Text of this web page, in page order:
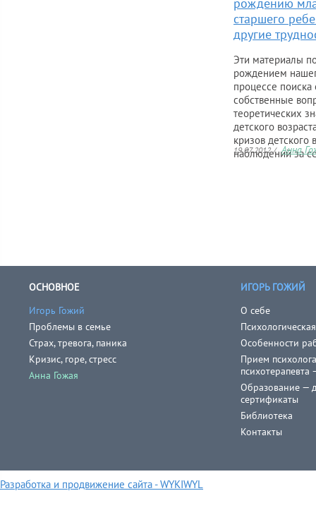
старшего
другие
Эти материалы
рождением
процессе
собственные
теоретических
детского
кризов детского
наблюдений за
19.07.2012 / Анна
ОСНОВНОЕ
Игорь Гожий
Проблемы в семье
Страх, тревога, паника
Кризис, горе, стресс
Анна Гожая
ИГОРЬ ГОЖИЙ
О себе
Особенности
Прием
психотерапевта
Образование —
сертификаты
Библиотека
Контакты
Разработка и продвижение сайта - WYKIWYL